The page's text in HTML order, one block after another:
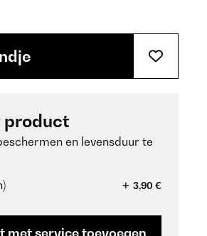
product
en levensduur te
3,90 €
met service toevoegen